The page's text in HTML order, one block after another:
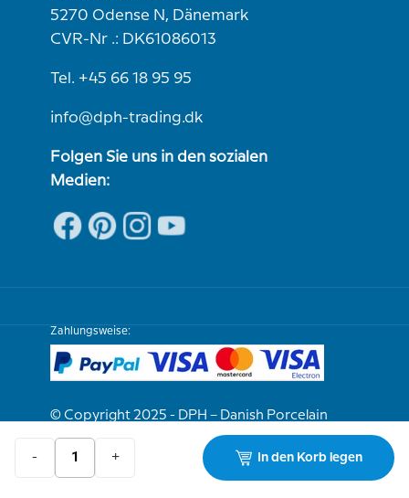
- + In den Korb legen
5270 Odense N, Dänemark
CVR-Nr .: DK61086013
Tel. +45 66 18 95 95
info@dph-trading.dk
Folgen Sie uns in den sozialen
Medien:
Zahlungsweise:
© Copyright 2025 - DPH – Danish Porcelain